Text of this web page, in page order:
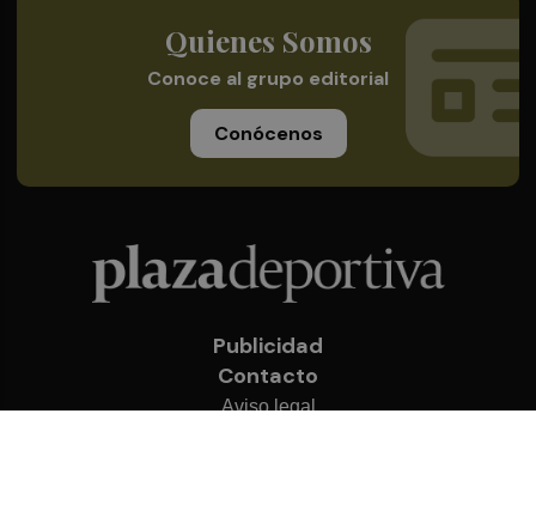
Quienes Somos
Conoce al grupo editorial
Conócenos
Publicidad
Contacto
Aviso legal